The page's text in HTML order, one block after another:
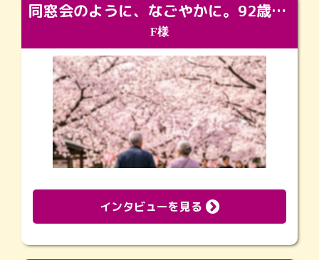
同窓会のように、なごやかに。92歳の旅立ちを彩った、再会と感謝の場
F様
インタビューを見る